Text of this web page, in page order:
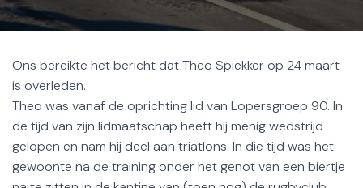
Ons bereikte het bericht dat Theo Spiekker op 24 maart
is overleden.
Theo was vanaf de oprichting lid van Lopersgroep 90. In
de tijd van zijn lidmaatschap heeft hij menig wedstrijd
gelopen en nam hij deel aan triatlons. In die tijd was het
gewoonte na de training onder het genot van een biertje